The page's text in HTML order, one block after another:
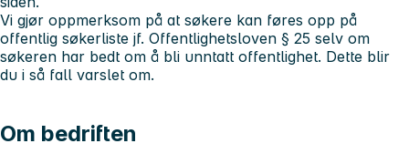
Vi gjør oppmerksom på at søkere kan føres opp på
offentlig søkerliste jf. Offentlighetsloven § 25 selv om
søkeren har bedt om å bli unntatt offentlighet. Dette blir
du i så fall varslet om.
Om bedriften